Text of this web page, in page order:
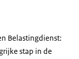
Belastingdienst:
stap in de